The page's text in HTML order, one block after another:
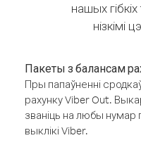
нашых
нізкімі
Пакеты з балансам
Пры папаўненні
рахунку Viber Out.
званіць на любы нумар
выклікі Viber.